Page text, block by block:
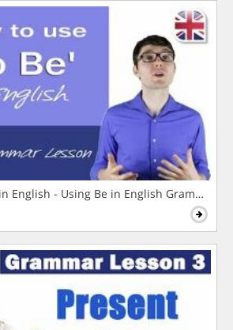
English - Using Be in English Grammar